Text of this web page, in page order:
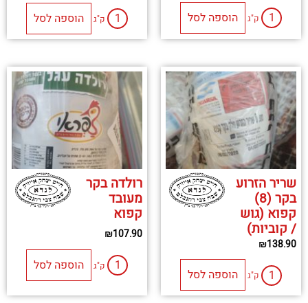
ק"ג הוספה לסל ק"ג הוספה לסל
שריר הזרוע
בקר (8)
קפוא (גוש
/ קוביות)
₪138.90
ק"ג הוספה לסל
רולדה בקר
מעובד
קפוא
₪107.90
ק"ג הוספה לסל